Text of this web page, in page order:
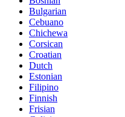
Bulgarian
Cebuano
Chichewa
Corsican
Croatian
Dutch
Estonian
Filipino
Finnish
Frisian